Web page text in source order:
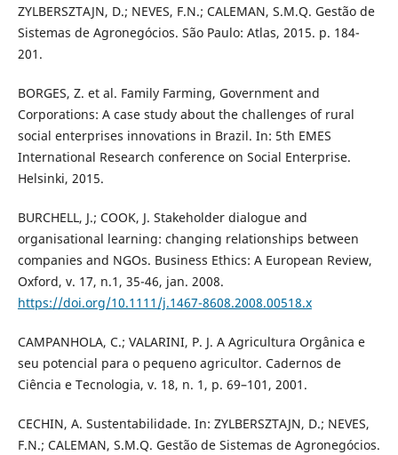
ZYLBERSZTAJN, D.; NEVES, F.N.; CALEMAN, S.M.Q. Gestão de
Sistemas de Agronegócios. São Paulo: Atlas, 2015. p. 184-
201.
BORGES, Z. et al. Family Farming, Government and
Corporations: A case study about the challenges of rural
social enterprises innovations in Brazil. In: 5th EMES
International Research conference on Social Enterprise.
Helsinki, 2015.
BURCHELL, J.; COOK, J. Stakeholder dialogue and
organisational learning: changing relationships between
companies and NGOs. Business Ethics: A European Review,
Oxford, v. 17, n.1, 35-46, jan. 2008.
https://doi.org/10.1111/j.1467-8608.2008.00518.x
CAMPANHOLA, C.; VALARINI, P. J. A Agricultura Orgânica e
seu potencial para o pequeno agricultor. Cadernos de
Ciência e Tecnologia, v. 18, n. 1, p. 69–101, 2001.
CECHIN, A. Sustentabilidade. In: ZYLBERSZTAJN, D.; NEVES,
F.N.; CALEMAN, S.M.Q. Gestão de Sistemas de Agronegócios.